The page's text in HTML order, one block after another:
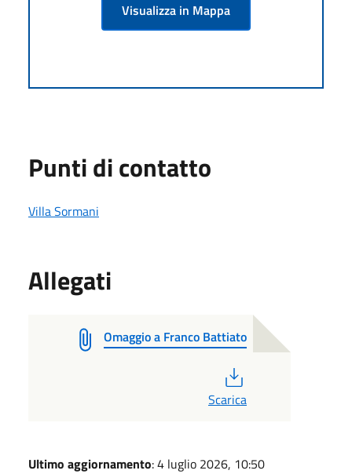
Visualizza in Mappa
Punti di contatto
Villa Sormani
Allegati
Omaggio a Franco Battiato
Scarica
Ultimo aggiornamento: 4 luglio 2026, 10:50